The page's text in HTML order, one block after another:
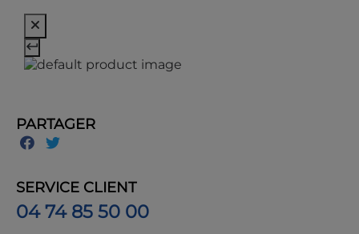
PARTAGER
SERVICE CLIENT
04 74 85 50 00